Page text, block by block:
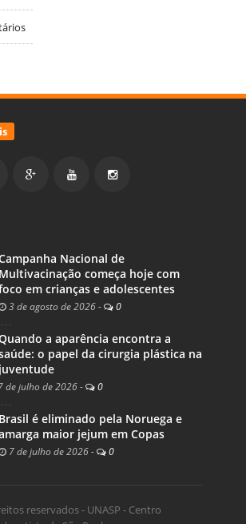
Nacional de
Multivacinação começa hoje com
em crianças e adolescentes
3 de agosto de 2026 - 0
a aparência encontra a
o papel da cirurgia plástica na
juventude
de julho de 2026 - 0
Brasil é eliminado pela Noruega e
maior jejum em Copas
7 de julho de 2026 - 0
reservados - UNASP - Centro